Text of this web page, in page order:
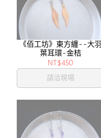
《佰工坊》東方纏--大羽
葉耳環-金桔
NT$450
請洽現場